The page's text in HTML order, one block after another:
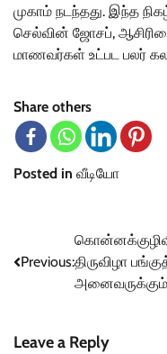
முகாம் நடந்தது. இந்த
செல்வின் ஜோசப்,
மாணவர்கள் உட்பட பலர்
Share others
Posted in வீடியோ
navigation
Previous:திருவிழா
அனைவருக்கும்
Leave a Reply